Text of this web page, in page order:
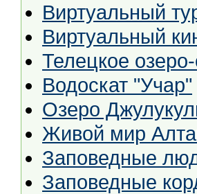
Виртуальный
Виртуальный
Телецкое
Водоскат "Учар"
Озеро
Живой мир
Заповедные
Заповедные